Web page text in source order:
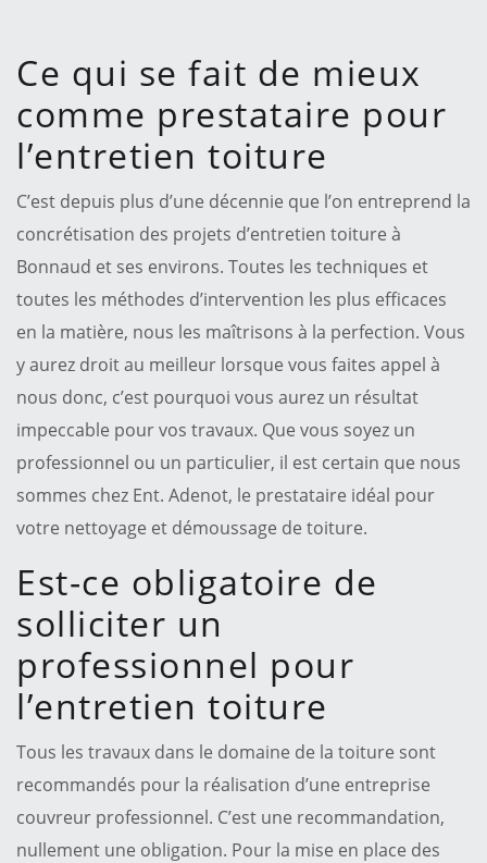
Ce qui se fait de mieux
comme prestataire pour
l’entretien toiture
C’est depuis plus d’une décennie que l’on entreprend la
concrétisation des projets d’entretien toiture à
Bonnaud et ses environs. Toutes les techniques et
toutes les méthodes d’intervention les plus efficaces
en la matière, nous les maîtrisons à la perfection. Vous
y aurez droit au meilleur lorsque vous faites appel à
nous donc, c’est pourquoi vous aurez un résultat
impeccable pour vos travaux. Que vous soyez un
professionnel ou un particulier, il est certain que nous
sommes chez Ent. Adenot, le prestataire idéal pour
votre nettoyage et démoussage de toiture.
Est-ce obligatoire de
solliciter un
professionnel pour
l’entretien toiture
Tous les travaux dans le domaine de la toiture sont
recommandés pour la réalisation d’une entreprise
couvreur professionnel. C’est une recommandation,
nullement une obligation. Pour la mise en place des